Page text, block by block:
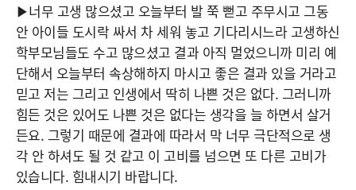
▶너무 고생 많으셨고 오늘부터 발 쭉 뻗고 주무시고 그동
안 아이들 도시락 싸서 차 세워 놓고 기다리시느라 고생하신
학부모님들도 수고 많으셨고 결과 아직 멀었으니까 미리 예
단해서 오늘부터 속상해하지 마시고 좋은 결과 있을 거라고
믿고 저는 그리고 인생에서 딱히 나쁜 것은 없다. 그러니까
힘든 것은 있어도 나쁜 것은 없다는 생각을 늘 하면서 살거
든요. 그렇기 때문에 결과에 따라서 막 너무 극단적으로 생
각 안 하셔도 될 것 같고 이 고비를 넘으면 또 다른 고비가
있습니다. 힘내시기 바랍니다.